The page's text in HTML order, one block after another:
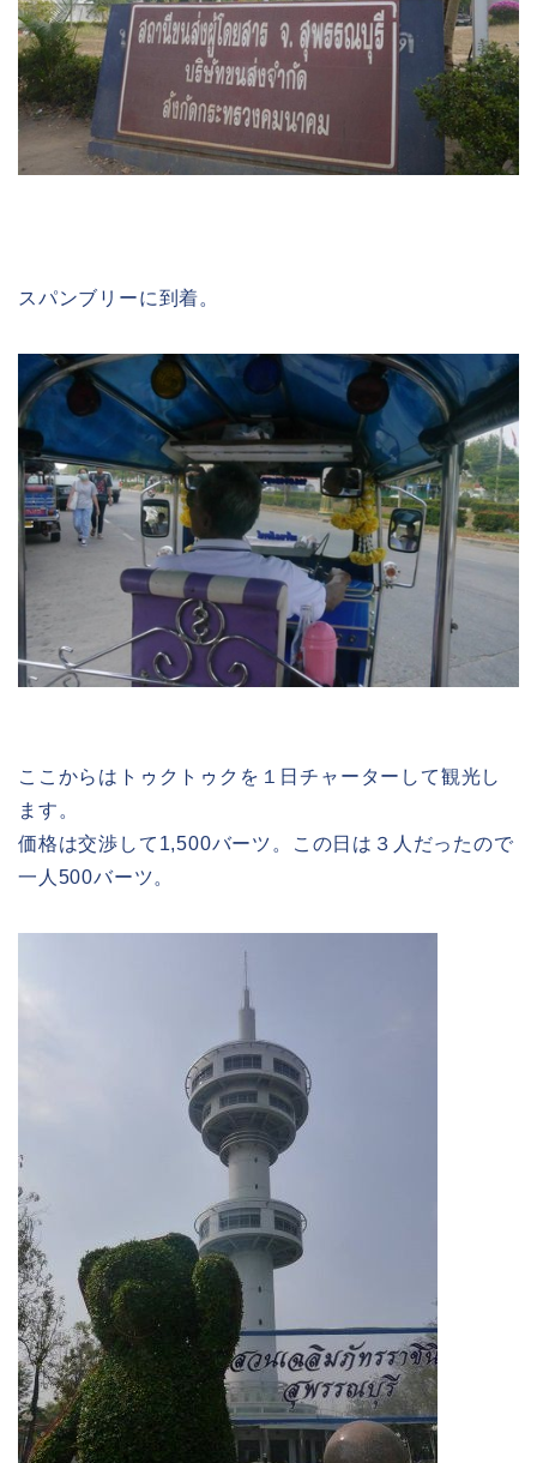
スパンブリーに到着。
ここからはトゥクトゥクを１日チャーターして観光し
ます。
価格は交渉して1,500バーツ。この日は３人だったので
一人500バーツ。